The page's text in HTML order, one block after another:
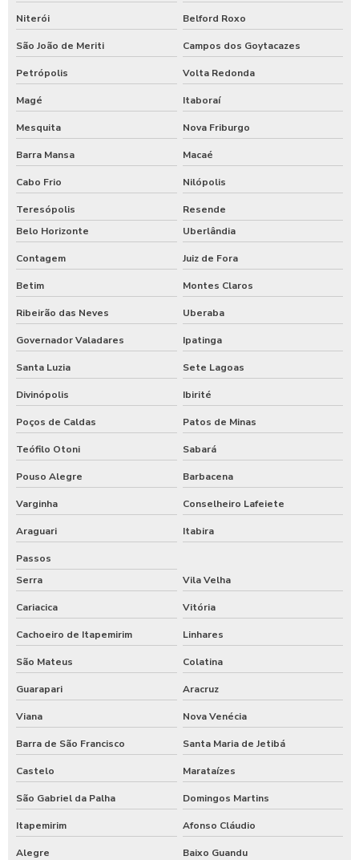
Niterói Belford Roxo
São João de Meriti Campos dos Goytacazes
Petrópolis Volta Redonda
Magé Itaboraí
Mesquita Nova Friburgo
Barra Mansa Macaé
Cabo Frio Nilópolis
Teresópolis
Resende
Belo Horizonte
Uberlândia
Contagem Juiz de Fora
Betim Montes Claros
Ribeirão das Neves Uberaba
Governador Valadares Ipatinga
Santa Luzia Sete Lagoas
Divinópolis Ibirité
Poços de Caldas Patos de Minas
Teófilo Otoni Sabará
Pouso Alegre Barbacena
Varginha Conselheiro Lafeiete
Araguari Itabira
Passos
Serra
Vila Velha
Cariacica Vitória
Cachoeiro de Itapemirim Linhares
São Mateus Colatina
Guarapari Aracruz
Viana Nova Venécia
Barra de São Francisco Santa Maria de Jetibá
Castelo Marataízes
São Gabriel da Palha Domingos Martins
Itapemirim Afonso Cláudio
Alegre Baixo Guandu